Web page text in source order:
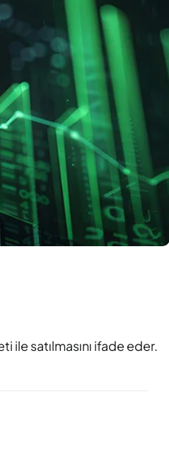
ile satılmasını ifade eder.